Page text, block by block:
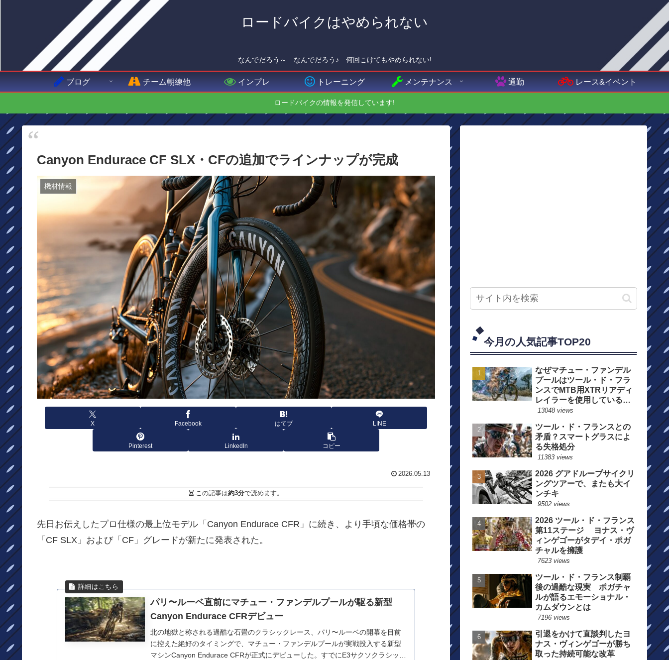
ロードバイクはやめられない
なんでだろう～ なんでだろう♪ 何回こけてもやめられない!
ブログ チーム朝練他 インプレ トレーニング メンテナンス 通勤 レース&イベント
ロードバイクの情報を発信しています!
Canyon Endurace CF SLX・CFの追加でラインナップが完成
機材情報
X Facebook はてブ LINE
Pinterest LinkedIn コピー
2026.05.13
この記事は約3分で読めます。
先日お伝えしたプロ仕様の最上位モデル「Canyon Endurace CFR」に続き、より手頃な価格帯の
「CF SLX」および「CF」グレードが新たに発表された。
パリ〜ルーベ直前にマチュー・ファンデルプールが駆る新型
Canyon Endurace CFRデビュー
北の地獄と称される過酷な石畳のクラシックレース、パリ〜ルーベの開幕を目前
に控えた絶好のタイミングで、マチュー・ファンデルプールが実戦投入する新型
マシンCanyon Endurace CFRが正式にデビューした。すでにE3サクソクラシック
今月の人気記事TOP20
なぜマチュー・ファンデル
プールはツール・ド・フラ
ンスでMTB用XTRリアディ
レイラーを使用しているの
か？
13048 views
ツール・ド・フランスとの
矛盾？スマートグラスによ
る失格処分
11383 views
2026 グアドループサイクリ
ングツアーで、またも大イ
ンチキ
9502 views
2026 ツール・ド・フランス
第11ステージ ヨナス・ヴ
ィンゲゴーがタデイ・ポガ
チャルを擁護
7623 views
ツール・ド・フランス制覇
後の過酷な現実 ポガチャ
ルが語るエモーショナル・
カムダウンとは
7196 views
引退をかけて直談判したヨ
ナス・ヴィンゲゴーが勝ち
取った持続可能な改革